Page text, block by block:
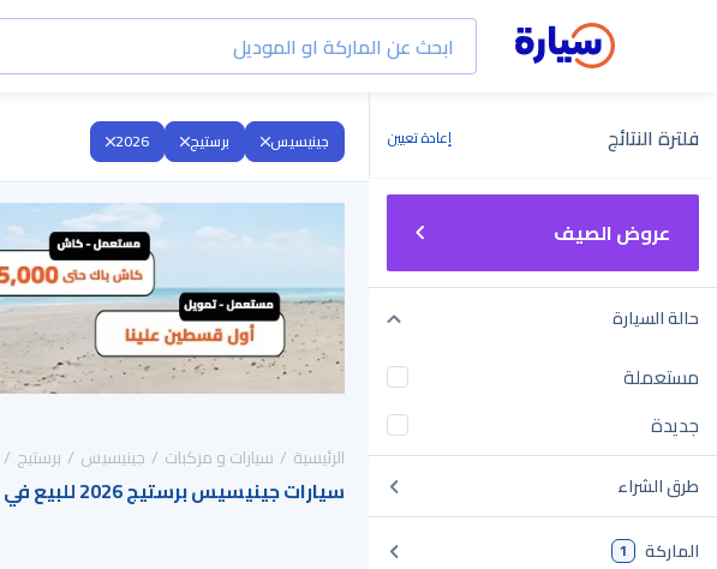
فلترة النتائج إعادة تعيين
عروض الصيف
حالة السيارة
مستعملة
جديدة
طرق الشراء
الماركة 1
جينيسيس برستيج 2026
الرئيسية سيارات و مركبات جينيسيس برستيج
سيارات جينيسيس برستيج 2026 للبيع في السعودية